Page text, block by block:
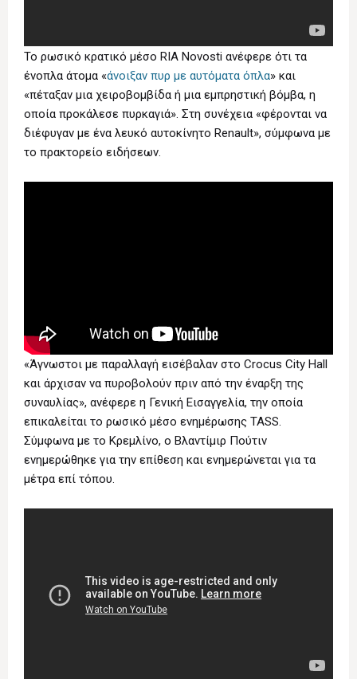
Το ρωσικό κρατικό μέσο RIA Novosti ανέφερε ότι τα
ένοπλα άτομα «άνοιξαν πυρ με αυτόματα όπλα» και
«πέταξαν μια χειροβομβίδα ή μια εμπρηστική βόμβα, η
οποία προκάλεσε πυρκαγιά». Στη συνέχεια «φέρονται να
διέφυγαν με ένα λευκό αυτοκίνητο Renault», σύμφωνα με
το πρακτορείο ειδήσεων.
«Άγνωστοι με παραλλαγή εισέβαλαν στο Crocus City Hall
και άρχισαν να πυροβολούν πριν από την έναρξη της
συναυλίας», ανέφερε η Γενική Εισαγγελία, την οποία
επικαλείται το ρωσικό μέσο ενημέρωσης TASS.
Σύμφωνα με το Κρεμλίνο, ο Βλαντίμιρ Πούτιν
ενημερώθηκε για την επίθεση και ενημερώνεται για τα
μέτρα επί τόπου.